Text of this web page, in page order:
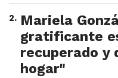
2. Mariela
gratificante
recuperado y
hogar"